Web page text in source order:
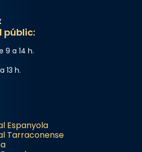
i ball propis. Festa
públic:
9 a 14 h.
13 h.
Espanyola
Tarraconense